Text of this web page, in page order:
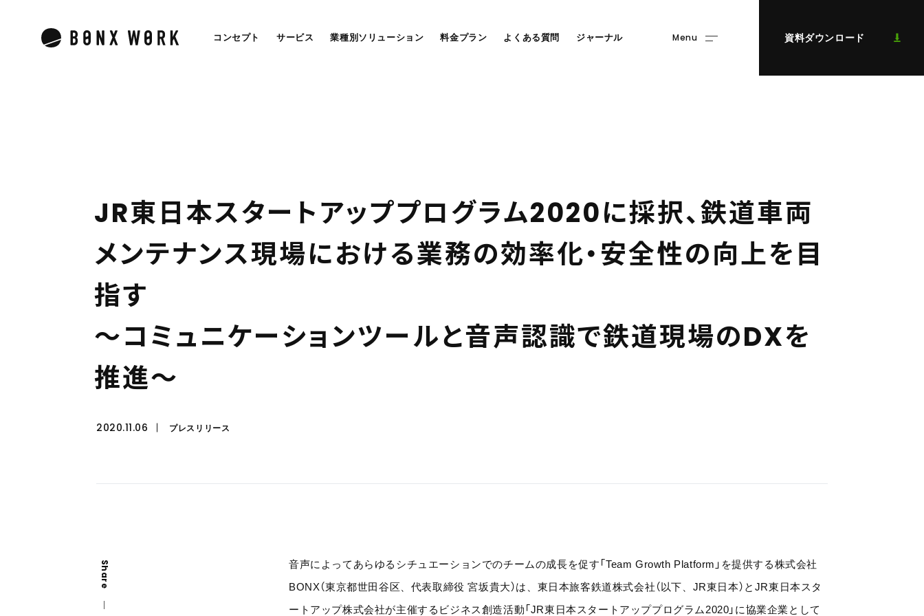
コンセプト サービス 業種別ソリューション 料金プラン よくある質問 ジャーナル Menu 資料ダウンロード
JR東日本スター トアッププログラム2020に採択、鉄道車両
メンテナンス現場における業務の効率化・安全性の向上を目
指す
〜コミュニケーションツールと音声認識で鉄道現場のDXを
推進〜
2020.11.06 プレスリリース
Share
音声によってあらゆるシチュエーションでのチームの成長を促す「Team Growth Platform」を提供する株式会社
BONX（東京都世田谷区、代表取締役 宮坂貴大）は、東日本旅客鉄道株式会社（以下、JR東日本）とJR東日本スタ
ートアップ株式会社が主催するビジネス創造活動「JR東日本スタートアッププログラム2020」に協業企業として